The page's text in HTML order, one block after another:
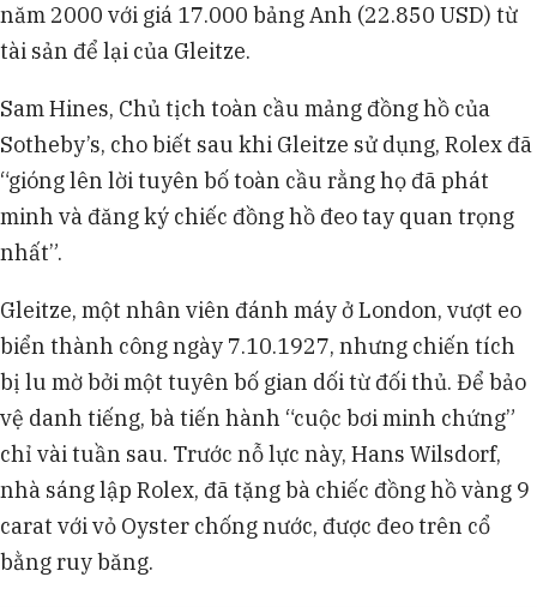
năm 2000 với giá 17.000 bảng Anh (22.850 USD) từ
tài sản để lại của Gleitze.
Sam Hines, Chủ tịch toàn cầu mảng đồng hồ của
Sotheby’s, cho biết sau khi Gleitze sử dụng, Rolex đã
“gióng lên lời tuyên bố toàn cầu rằng họ đã phát
minh và đăng ký chiếc đồng hồ đeo tay quan trọng
nhất”.
Gleitze, một nhân viên đánh máy ở London, vượt eo
biển thành công ngày 7.10.1927, nhưng chiến tích
bị lu mờ bởi một tuyên bố gian dối từ đối thủ. Để bảo
vệ danh tiếng, bà tiến hành “cuộc bơi minh chứng”
chỉ vài tuần sau. Trước nỗ lực này, Hans Wilsdorf,
nhà sáng lập Rolex, đã tặng bà chiếc đồng hồ vàng 9
carat với vỏ Oyster chống nước, được đeo trên cổ
bằng ruy băng.